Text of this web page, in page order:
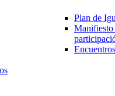
Plan de